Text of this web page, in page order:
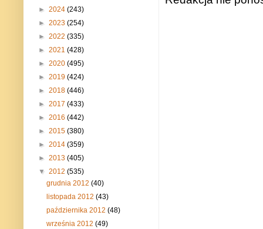
► 2024 (243)
► 2023 (254)
► 2022 (335)
► 2021 (428)
► 2020 (495)
► 2019 (424)
► 2018 (446)
► 2017 (433)
► 2016 (442)
► 2015 (380)
► 2014 (359)
► 2013 (405)
▼ 2012 (535)
grudnia 2012(40)
listopada 2012(43)
października 2012(48)
września 2012(49)